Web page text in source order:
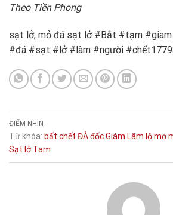
Theo Tiền Phong
sạt lở, mỏ đá sạt lở #Bắt #tạm
#đá #sạt #lở #làm #người
ĐIỂM NHÌN
Từ khóa: bất chết ĐÀđốcGiám Lâm lộmơ
Sạt lở Tam